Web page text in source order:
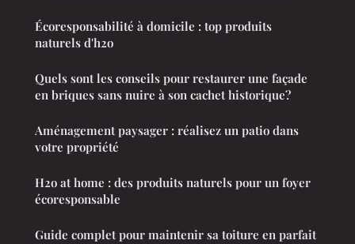
Écoresponsabilité à domicile : top produits
naturels d'h2o
Quels sont les conseils pour restaurer une façade
en briques sans nuire à son cachet historique?
Aménagement paysager : réalisez un patio dans
votre propriété
H2o at home : des produits naturels pour un foyer
écoresponsable
Guide complet pour maintenir sa toiture en parfait